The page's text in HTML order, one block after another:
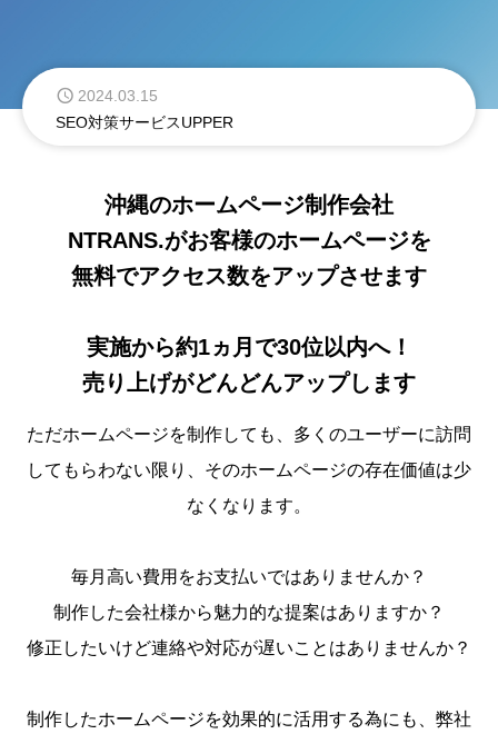
2024.03.15
SEO対策サービスUPPER
沖縄のホームページ制作会社
NTRANS.がお客様のホームページを
無料でアクセス数をアップさせます
実施から約1ヵ月で30位以内へ！
売り上げがどんどんアップします
ただホームページを制作しても、多くのユーザーに訪問
してもらわない限り、そのホームページの存在価値は少
なくなります。
毎月高い費用をお支払いではありませんか？
制作した会社様から魅力的な提案はありますか？
修正したいけど連絡や対応が遅いことはありませんか？
制作したホームページを効果的に活用する為にも、弊社